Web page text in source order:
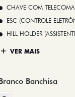
CHAVE COM
ESC (CONTROLE
HILL HOLDER
VER MAIS
Banchisa